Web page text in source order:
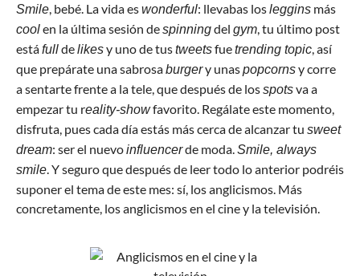
Smile, bebé. La vida eswonderful: llevabas losleggins más
coolen la última sesión despinningdel gym, tu último post
estáfulldelikesy uno de tustweetsfuetrending topic, así
que prepárate una sabrosaburgery unaspopcornsy corre
a sentarte frente a la tele, que después de losspotsva a
empezar tu reality-showfavorito. Regálate este momento,
disfruta, pues cada día estás más cerca de alcanzar tu sweet
dream: ser el nuevoinfluencerde moda.Smile, always
smile. Y seguro que después de leer todo lo anterior podréis
suponer el tema de este mes: sí, los anglicismos. Más
concretamente, los anglicismos en el cine y la televisión.